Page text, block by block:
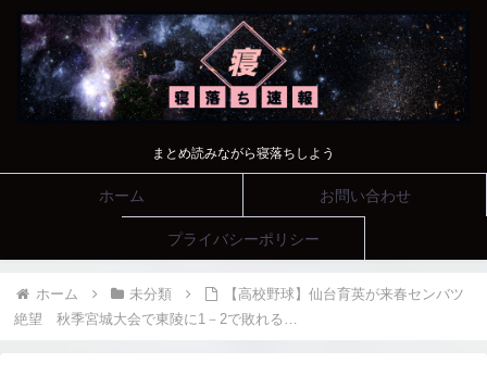
まとめ読みながら寝落ちしよう
ホーム お問い合わせ
プライバシーポリシー
ホーム 未分類
【高校野球】仙台育英が来春センバツ
絶望 秋季宮城大会で東陵に1－2で敗れる…